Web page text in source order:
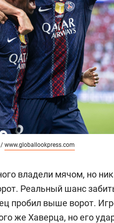
/ www.globallookpress.com
владели мячом, но
Реальный шанс
пробил выше ворот.
же Хаверца, но его